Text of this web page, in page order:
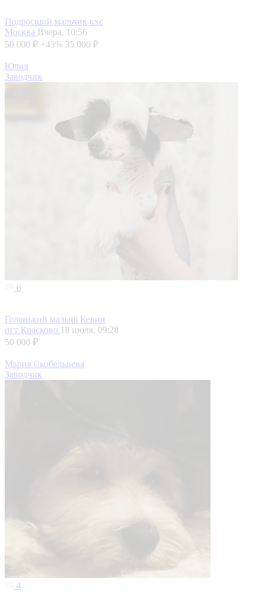
Подросший мальчик кхс
Москва Вчера, 10:56
50 000 ₽ +43% 35 000 ₽
Юлия
Заводчик
6
Голенький малыш Кевин
пгт Красково 18 июля, 09:28
50 000 ₽
Мария Скобельцева
Заводчик
4